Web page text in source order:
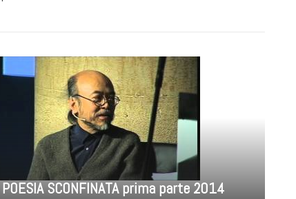
POESIA SCONFINATA prima parte 2014